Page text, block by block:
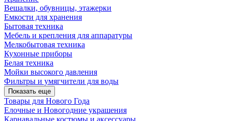
Вешалки, обувницы, этажерки
Емкости для хранения
Бытовая техника
Мебель и крепления для аппаратуры
Мелкобытовая техника
Кухонные приборы
Белая техника
Мойки высокого давления
Фильтры и умягчители для воды
Показать еще
Товары для Нового Года
Елочные и Новогодние украшения
Карнавальные костюмы и аксессуары